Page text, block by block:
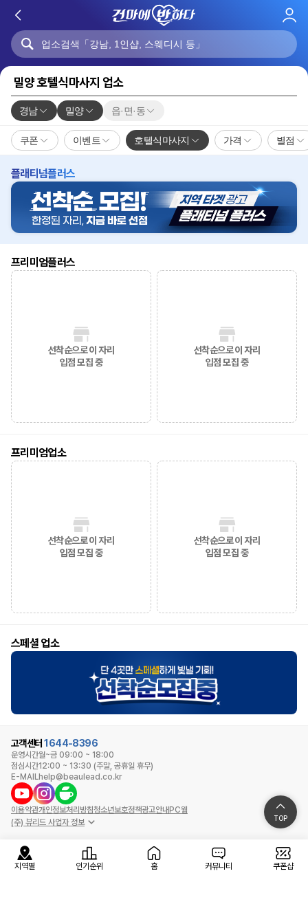
로
밀양 호텔식마사지 업소
경남 밀양 읍·면·동
쿠폰 이벤트 호텔식마사지 가격 별점
플래티넘플러스
프리미엄플러스
선착순으로 이 자리
입점 모집 중
선착순으로 이 자리
입점 모집 중
프리미엄업소
선착순으로 이 자리
입점 모집 중
선착순으로 이 자리
입점 모집 중
스페셜 업소
고객센터 1644-8396
운영시간월~금 09:00 ~ 18:00
점심시간12:00 ~ 13:30 (주말, 공휴일 휴무)
E-MAILhelp@beaulead.co.kr
이용약관개인정보처리방침청소년보호정책광고안내PC웹
(주) 뷰리드 사업자 정보
지역별 인기순위 홈 커뮤니티 쿠폰샵
TOP